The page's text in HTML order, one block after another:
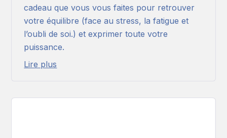
cadeau que vous vous faites pour retrouver
votre équilibre (face au stress, la fatigue et
l’oubli de soi.) et exprimer toute votre
puissance.
Lire plus